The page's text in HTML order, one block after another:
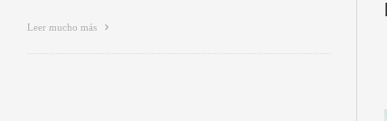
Leer mucho más